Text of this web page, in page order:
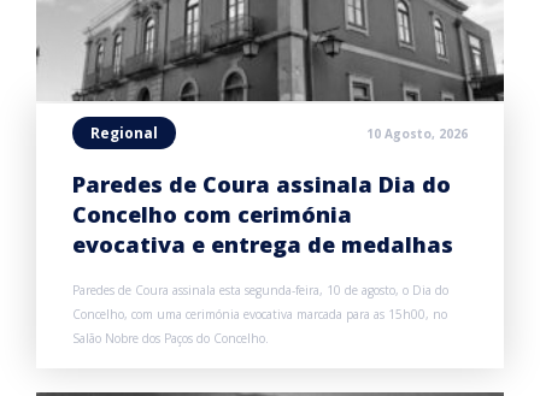
Regional 10 Agosto, 2026
Paredes de Coura assinala Dia do
Concelho com cerimónia
evocativa e entrega de medalhas
Paredes de Coura assinala esta segunda-feira, 10 de agosto, o Dia do
Concelho, com uma cerimónia evocativa marcada para as 15h00, no
Salão Nobre dos Paços do Concelho.